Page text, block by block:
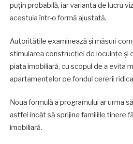
puțin probabilă, iar varianta de lucru
acestuia într-o formă ajustată.
Autoritățile examinează și măsuri
stimularea construcției de locuințe și
piața imobiliară, cu scopul de a evita
apartamentelor pe fondul cererii
Noua formulă a programului ar urma
astfel încât să sprijine familiile tinere
imobiliară.